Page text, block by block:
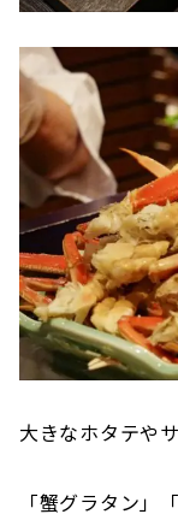
大きなホタテや
「蟹グラタン」